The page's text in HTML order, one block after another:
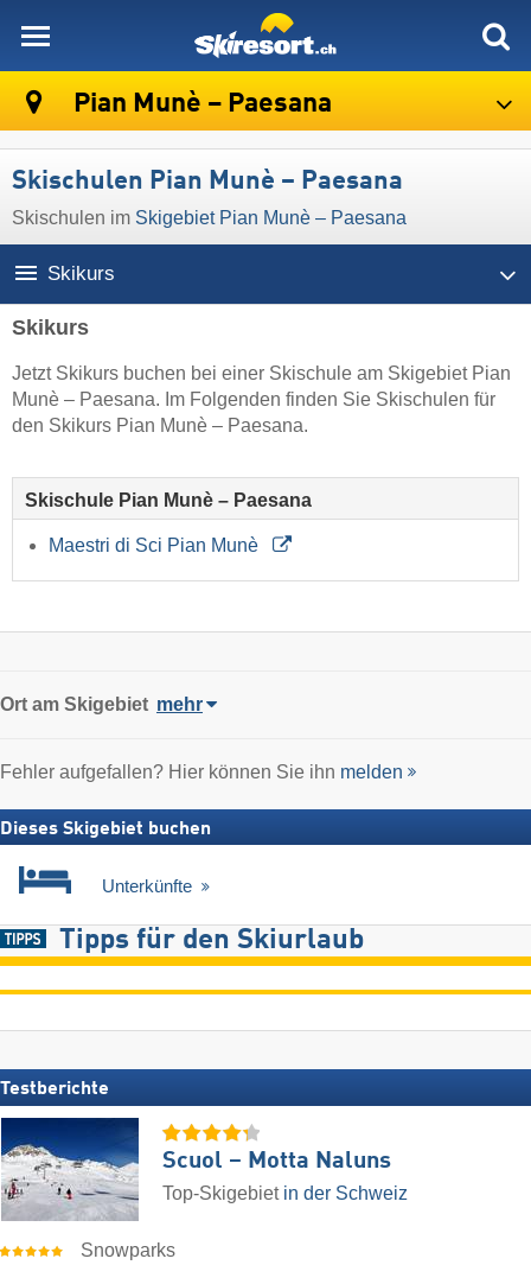
Pian Munè – Paesana
Skischulen Pian Munè – Paesana
Skischulen im Skigebiet Pian Munè – Paesana
Skikurs
Skikurs
Jetzt Skikurs buchen bei einer Skischule am Skigebiet Pian
Munè – Paesana. Im Folgenden finden Sie Skischulen für
den Skikurs Pian Munè – Paesana.
Skischule Pian Munè – Paesana
Maestri di Sci Pian Munè
Ort am Skigebiet mehr
Fehler aufgefallen? Hier können Sie ihn melden
Dieses Skigebiet buchen
Unterkünfte
Tipps für den Skiurlaub
Testberichte
Scuol – Motta Naluns
Top-Skigebiet in der Schweiz
Snowparks